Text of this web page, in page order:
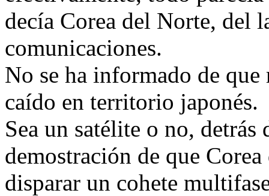
decía Corea del Norte, del
comunicaciones.
No se ha informado de
caído en territorio japonés.
Sea un satélite o no, detrás
demostración de que
disparar un cohete